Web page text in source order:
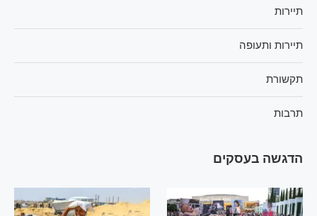
תיירות
תיירות ותעופה
תקשורת
תרבות
הדגשה בעסקים